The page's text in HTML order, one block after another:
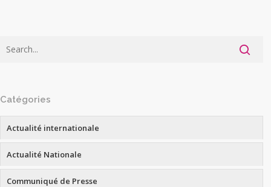
Catégories
Actualité internationale
Actualité Nationale
Communiqué de Presse